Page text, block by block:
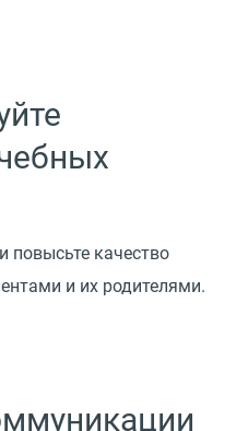
повысьте качество
и их родителями.